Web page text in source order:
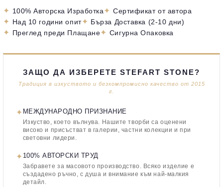
✦ 100% Авторска Изработка✦ Сертификат от автора
✦ Над 10 години опит✦ Бърза Доставка (2-10 дни)
✦ Преглед преди Плащане✦ Сигурна Опаковка
ЗАЩО ДА ИЗБЕРЕТЕ STEFART STONE?
Традиция в изкуството и безкомпромисно качество от 2015
г.
✦ МЕЖДУНАРОДНО ПРИЗНАНИЕ
Изкуство, което вълнува. Нашите творби са оценени
високо и присъстват в галерии, частни колекции и при
световни лидери.
✦ 100% АВТОРСКИ ТРУД
Забравете за масовото производство. Всяко изделие е
създадено ръчно, с душа и внимание към най-малкия
детайл.